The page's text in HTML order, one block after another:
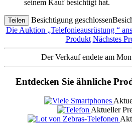
seinem Kauf besichtigt hat.
Teilen Besichtigung geschlossen
Die Auktion „Telefonieausrüstung “
Produkt Nächstes
Der Verkauf endete am
Entdecken Sie ähnliche
Aktueller